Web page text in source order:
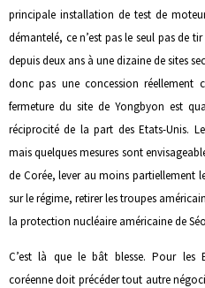
principale installation de test de
démantelé, ce n’est pas le seul pas de
depuis deux ans à une dizaine de sites
donc pas une concession réellement
fermeture du site de Yongbyon est
réciprocité de la part des Etats-Unis.
mais quelques mesures sont
de Corée, lever au moins partiellement
sur le régime, retirer les troupes
la protection nucléaire américaine de
C’est là que le bât blesse. Pour les
coréenne doit précéder tout autre